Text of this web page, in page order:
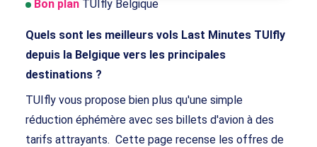
Bon plan TUIfly Belgique
Quels sont les meilleurs vols Last Minutes TUIfly
depuis la Belgique vers les principales
destinations ?
TUIfly vous propose bien plus qu'une simple
réduction éphémère avec ses billets d'avion à des
tarifs attrayants. Cette page recense les offres de